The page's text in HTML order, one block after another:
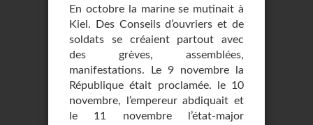
En octobre la marine se mutinait à
Kiel. Des Conseils d’ouvriers et de
soldats se créaient partout avec
des grèves, assemblées,
manifestations. Le 9 novembre la
République était proclamée. le 10
novembre, l’empereur abdiquait et
le 11 novembre l’état-major